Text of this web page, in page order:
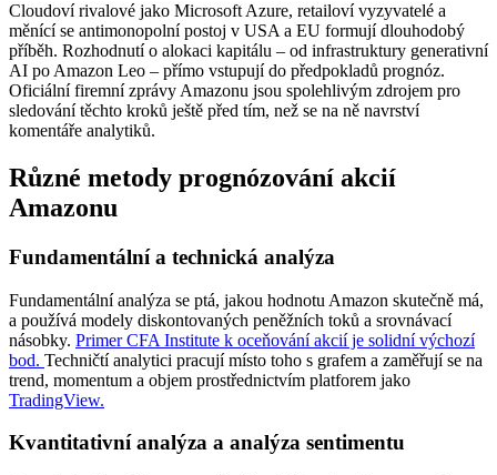
Cloudoví rivalové jako Microsoft Azure, retailoví vyzyvatelé a
měnící se antimonopolní postoj v USA a EU formují dlouhodobý
příběh. Rozhodnutí o alokaci kapitálu – od infrastruktury generativní
AI po Amazon Leo – přímo vstupují do předpokladů prognóz.
Oficiální firemní zprávy Amazonu jsou spolehlivým zdrojem pro
sledování těchto kroků ještě před tím, než se na ně navrství
komentáře analytiků.
Různé metody prognózování akcií
Amazonu
Fundamentální a technická analýza
Fundamentální analýza se ptá, jakou hodnotu Amazon skutečně má,
a používá modely diskontovaných peněžních toků a srovnávací
násobky. Primer CFA Institute k oceňování akcií je solidní výchozí
bod. Techničtí analytici pracují místo toho s grafem a zaměřují se na
trend, momentum a objem prostřednictvím platforem jako
TradingView.
Kvantitativní analýza a analýza sentimentu